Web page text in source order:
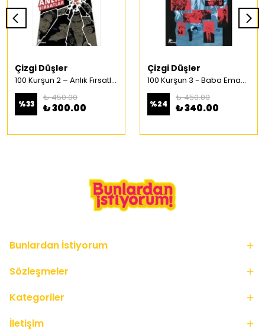
Çizgi Düşler
100 Kurşun 2 – Anlık Fırsatlar Türkçe Çizgi Roman
%33
₺ 450.00
₺ 300.00
Çizgi Düşler
100 Kurşun 3 - Baba Emaneti Türkçe Çizgi Roman
%24
₺ 450.00
₺ 340.00
Bunlardan İstiyorum
Sözleşmeler
Kategoriler
İletişim